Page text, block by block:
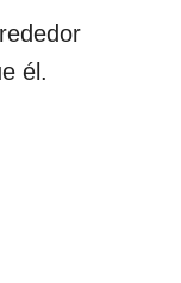
él.